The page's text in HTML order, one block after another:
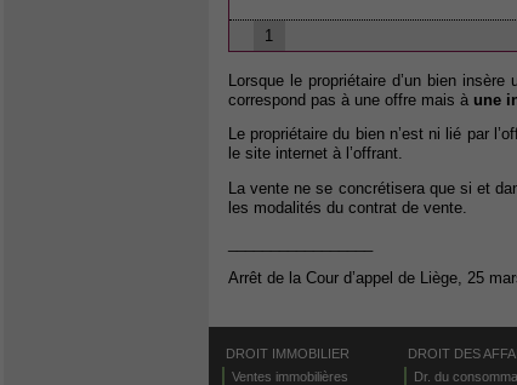
1
Lorsque le propriétaire d’un bien
correspond pas à une offre mais à une
Le propriétaire du bien n’est ni lié par
le site internet à l’offrant.
La vente ne se concrétisera que si et
les modalités du contrat de vente.
Arrêt de la Cour d’appel de Liège, 25
DROIT IMMOBILIER
Ventes immobilières
DROIT DES
Dr. du